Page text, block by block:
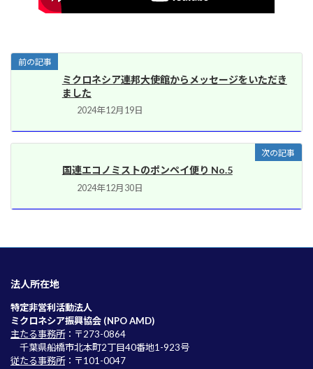
前の記事
ミクロネシア連邦大使館からメッセージをいただき
ました
2024年12月19日
次の記事
国連エコノミストのポンペイ便り No.5
2024年12月30日
法人所在地
特定非営利活動法人
ミクロネシア振興協会 (NPO AMD)
主たる事務所：〒273-0864
千葉県船橋市北本町2丁目40番地1-923号
従たる事務所：〒101-0047